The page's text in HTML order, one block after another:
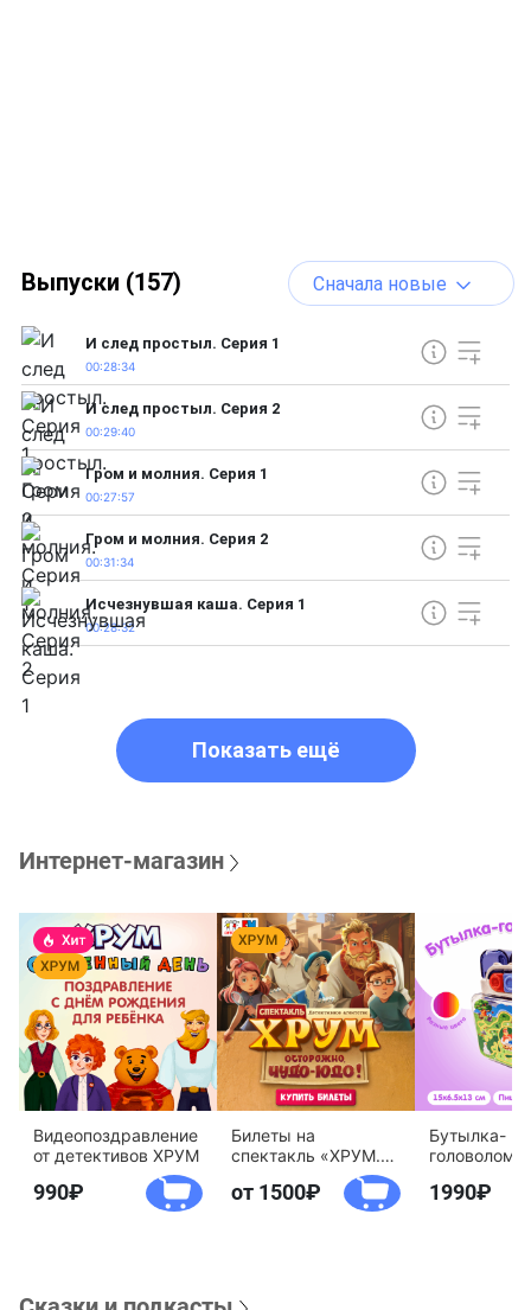
Выпуски (157) Сначала новые
И след простыл. Серия 1
00:28:34
И след простыл. Серия 2
00:29:40
Гром и молния. Серия 1
00:27:57
Гром и молния. Серия 2
00:31:34
Исчезнувшая каша. Серия 1
00:28:32
Показать ещё
Интернет-магазин
Видеопоздравление
от детективов ХРУМ
990
Билеты на
спектакль «ХРУМ.
Осторожно, Чудо-
Юдо!»
от 1500
Бутылка-
агентство
1990